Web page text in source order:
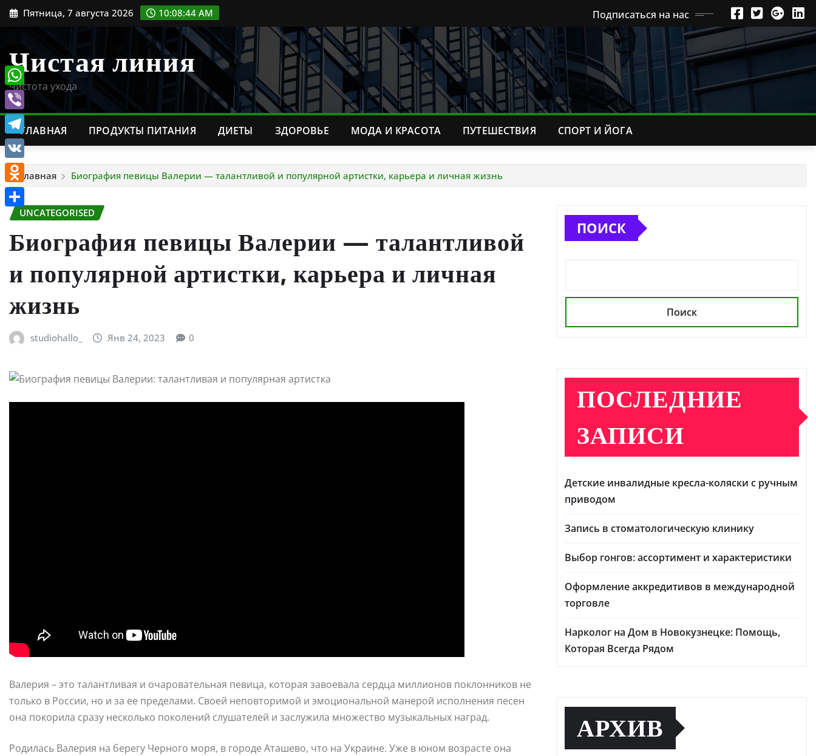
ПерейтиПятница, 7 августа 2026 10:08:45 AM Подписаться на нас
Чистая линия
Чистота ухода
ГЛАВНАЯ ПРОДУКТЫ ПИТАНИЯ ДИЕТЫ ЗДОРОВЬЕ МОДА И КРАСОТА ПУТЕШЕСТВИЯ СПОРТ И ЙОГА
Главная Биография певицы Валерии — талантливой и популярной артистки, карьера и личная жизнь
UNCATEGORISED
Биография певицы Валерии — талантливой
и популярной артистки, карьера и личная
жизнь
studiohallo_ Янв 24, 2023 0
Валерия – это талантливая и очаровательная певица, которая завоевала сердца миллионов поклонников не
только в России, но и за ее пределами. Своей неповторимой и эмоциональной манерой исполнения песен
она покорила сразу несколько поколений слушателей и заслужила множество музыкальных наград.
Родилась Валерия на берегу Черного моря, в городе Аташево, что на Украине. Уже в юном возрасте она
ПОИСК
Поиск
ПОСЛЕДНИЕ
ЗАПИСИ
Детские инвалидные кресла-коляски с ручным
приводом
Запись в стоматологическую клинику
Выбор гонгов: ассортимент и характеристики
Оформление аккредитивов в международной
торговле
Нарколог на Дом в Новокузнецке: Помощь,
Которая Всегда Рядом
АРХИВ
WhatsApp
Viber
Telegram
VK
Odnoklassniki
Отправить